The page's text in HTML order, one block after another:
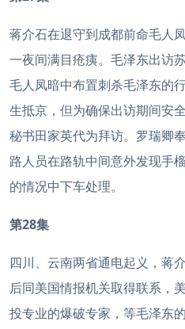
蒋介石在退守到成都前命毛人
一夜间满目疮痍。毛泽东出访
毛人凤暗中布置刺杀毛泽东的
生抵京，但为确保出访期间安
秘书田家英代为拜访。罗瑞卿
路人员在路轨中间意外发现手
的情况中下车处理。
第28集
四川、云南两省通电起义，蒋
后同美国情报机关取得联系，
投专业的爆破专家，等毛泽东